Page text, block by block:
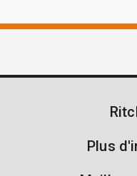
Plus